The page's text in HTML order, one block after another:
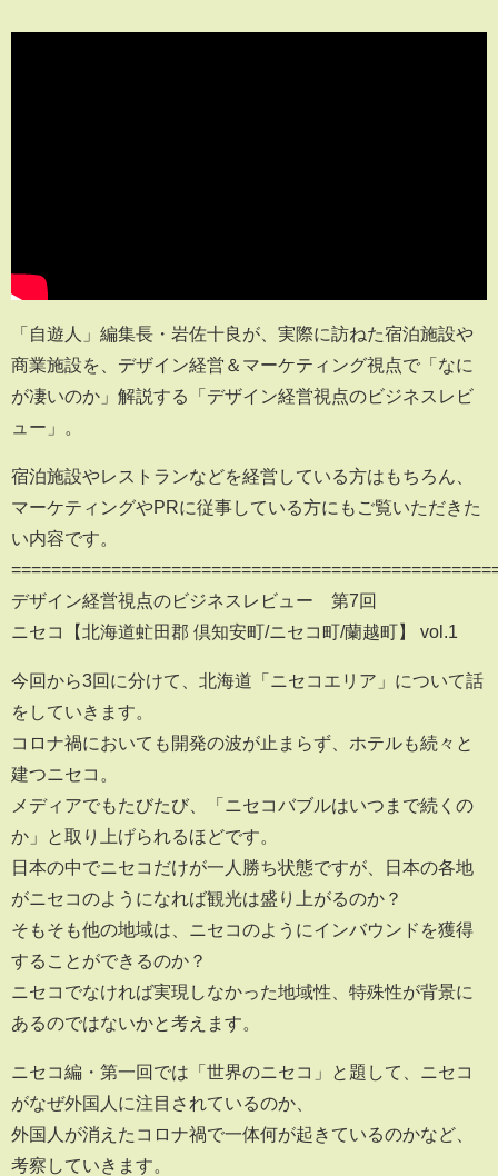
「自遊人」編集長・岩佐十良が、実際に訪ねた宿泊施設や
商業施設を、デザイン経営＆マーケティング視点で「なに
が凄いのか」解説する「デザイン経営視点のビジネスレビ
ュー」。
宿泊施設やレストランなどを経営している方はもちろん、
マーケティングやPRに従事している方にもご覧いただきた
い内容です。
デザイン経営視点のビジネスレビュー 第7回
ニセコ【北海道虻田郡 倶知安町/ニセコ町/蘭越町】 vol.1
今回から3回に分けて、北海道「ニセコエリア」について話
をしていきます。
コロナ禍においても開発の波が止まらず、ホテルも続々と
建つニセコ。
メディアでもたびたび、「ニセコバブルはいつまで続くの
か」と取り上げられるほどです。
日本の中でニセコだけが一人勝ち状態ですが、日本の各地
がニセコのようになれば観光は盛り上がるのか？
そもそも他の地域は、ニセコのようにインバウンドを獲得
することができるのか？
ニセコでなければ実現しなかった地域性、特殊性が背景に
あるのではないかと考えます。
ニセコ編・第一回では「世界のニセコ」と題して、ニセコ
がなぜ外国人に注目されているのか、
外国人が消えたコロナ禍で一体何が起きているのかなど、
考察していきます。